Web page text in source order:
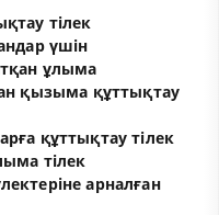
тілек
үшін
ұлыма
қызыма құттықтау
құттықтау тілек
тілек
арналған